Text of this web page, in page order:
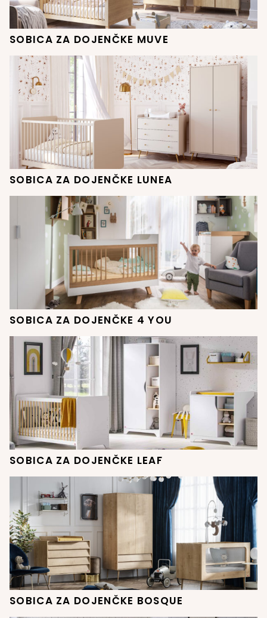
SOBICA ZA DOJENČKE MUVE
SOBICA ZA DOJENČKE LUNEA
SOBICA ZA DOJENČKE 4 YOU
SOBICA ZA DOJENČKE LEAF
SOBICA ZA DOJENČKE BOSQUE